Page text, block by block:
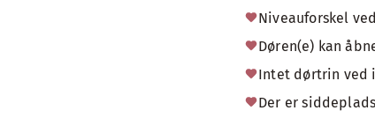
Niveauforskel
Døren(e) kan
Intet dørtrin ved
Der er